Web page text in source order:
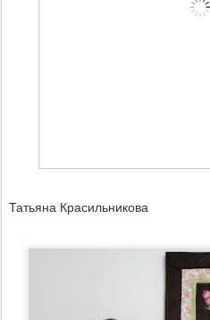
Татьяна Красильникова